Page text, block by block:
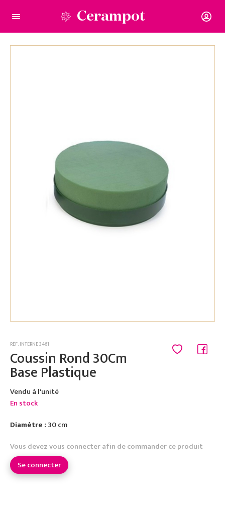
Cerampot
RÉF. INTERNE 3461
Coussin Rond 30Cm
Base Plastique
Vendu à l'unité
En stock
Diamètre : 30 cm
Vous devez vous connecter afin de commander ce produit
Se connecter